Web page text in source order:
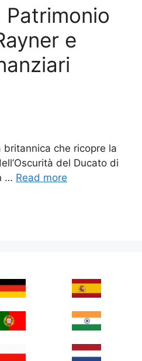
Patrimonio
e
che ricopre la
del Ducato di
… Read more